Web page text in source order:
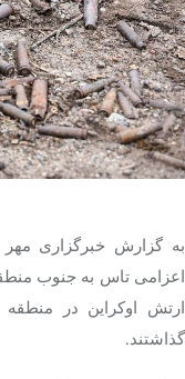
تک کده
پایگاه
خرید
به گزارش خبرگزاری مهر
اعزامیتاس به جنوب
ارتش اوکراین در منطقه
گذاشتند.